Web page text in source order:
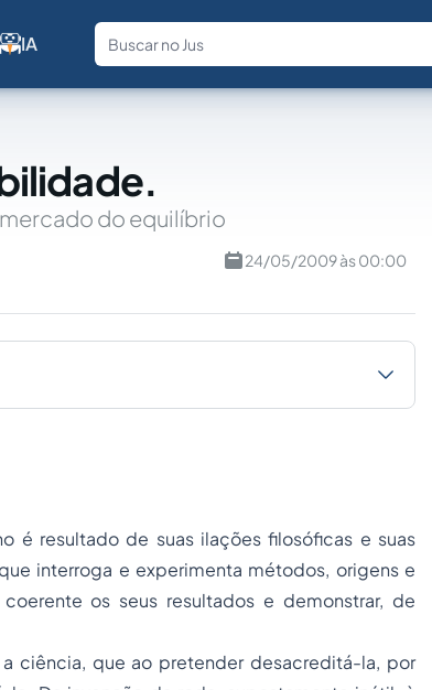
IA
Fale com a IA Buscar no
do equilíbrio
24/05/2009 às 00:00
é resultado de suas ilações filosóficas e suas
interroga e experimenta métodos, origens e
os seus resultados e demonstrar, de
ciência, que ao pretender desacreditá-la, por